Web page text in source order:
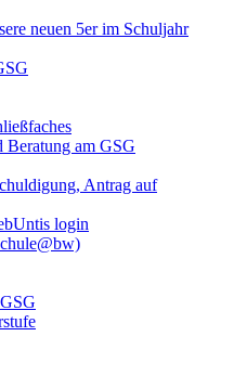
neuen 5er im Schuljahr
Beratung am GSG
Antrag auf
login